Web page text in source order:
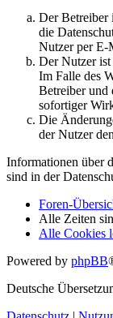
Der Betreiber
die
Nutzer per E-
Der Nutzer ist
Im Falle des
Betreiber und
sofortiger
Die
der Nutzer
Informationen über
sind in der
Foren-
Alle Zeiten
Alle Cookies
Powered by phpBB
Deutsche